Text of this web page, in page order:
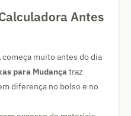
Antes
começa muito antes do dia
para Mudançatraz
diferença no bolso e no